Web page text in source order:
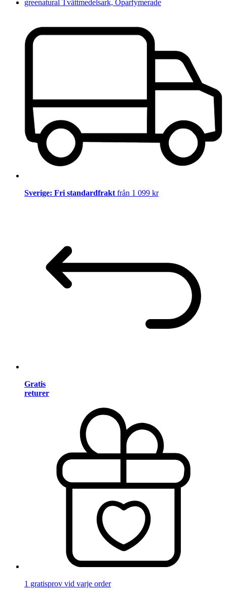
greenatural Tvättmedelsark, Oparfymerade
Sverige: Fri standardfrakt från 1 099 kr
Gratis
returer
1 gratisprov vid varje order